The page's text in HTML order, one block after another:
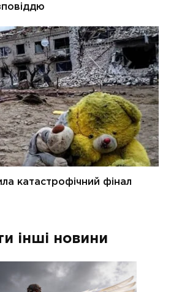
інші новини